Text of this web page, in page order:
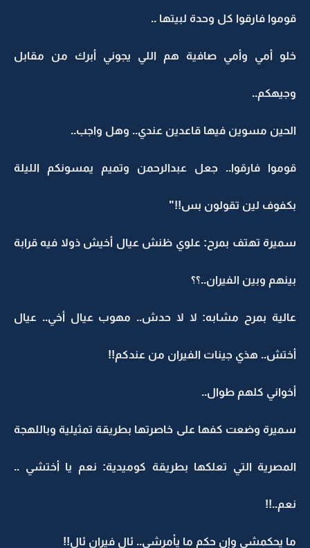
قوموا فارقوا كل وحدة لبيتها ..
خلو أمي وأمي صافية هم اللي يجوني أبرك من مقابل
وجيهكم..
الحين مسوين فيها قاعدين عندي.. وهل واجب..
قوموا فارقوا.. جعل عبدالرحمن وتميم يمسونكم الليلة
بكفوف لين تقولون بس!!"
سميرة تهتف بمرح: علوي ظنش عيال أخيش ذولا فيه قرابة
بينهم وبين الفيران..؟؟
عالية بمرح مشابه: لا لا حدش.. مهوب عيال أخي.. عيال
أختش.. هذي جينات الفيران من عندكم!!
أخواني كلهم طوال..
سميرة وضعت كفها على خاصرتها بطريقة تمثيلية وباللهجة
المصرية التي تعلكها بطريقة كوميدية: نعم يا أختشي ..
نعم..!!
ما يحكمشي وإن حكم ما يأمرشي.. ئال فيران ئال!!